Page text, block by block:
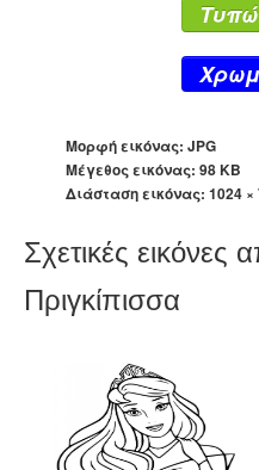
Μορφή εικόνας: JPG
Μέγεθος εικόνας: 98 KB
Διάσταση εικόνας: 1024 ×
Σχετικές εικόνες
Πριγκίπισσα